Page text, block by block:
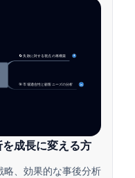
🔄 失敗に対する視点の再構築 4
🎯 市場適合性と顧客ニーズの分析 14
成長に変える方
、効果的な事後分析